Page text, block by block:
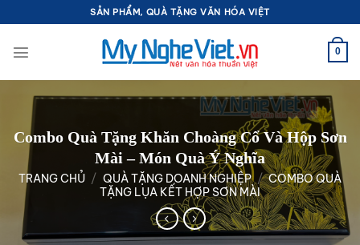
qua
nội
SẢN PHẨM, QUÀ TẶNG VĂN HÓA VIỆT
0
Combo Quà Tặng Khăn Choàng Cổ Và Hộp Sơn
Mài – Món Quà Ý Nghĩa
TRANG CHỦ / QUÀ TẶNG DOANH NGHIỆP / COMBO QUÀ
TẶNG LỤA KẾT HỢP SƠN MÀI